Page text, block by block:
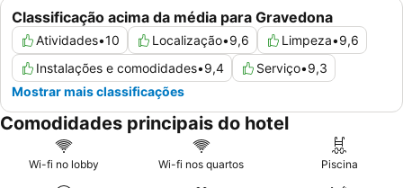
Classificação acima da média para Gravedona
Atividades•10 Localização•9,6 Limpeza•9,6
Instalações e comodidades•9,4 Serviço•9,3
Mostrar mais classificações
Comodidades principais do hotel
Wi-fi no lobby Wi-fi nos quartos Piscina